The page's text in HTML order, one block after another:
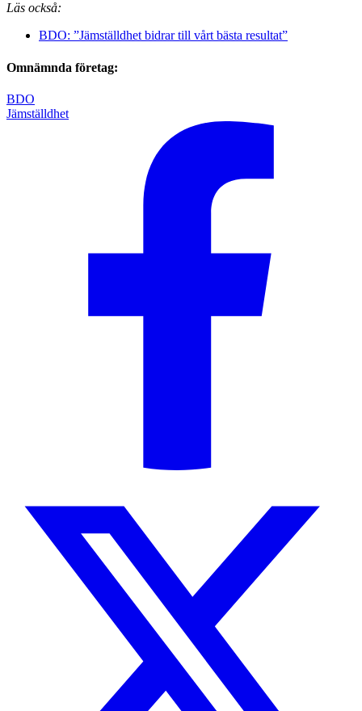
Läs också:
BDO: ”Jämställdhet bidrar till vårt bästa resultat”
Omnämnda företag:
BDO
Jämställdhet